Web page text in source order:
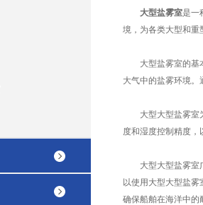
大型盐雾室是一
境，为各类大型和重
大型盐雾室的基本
大气中的盐雾环境
大型大型盐雾室为
度和湿度控制精度
大型大型盐雾室广
以使用大型大型盐
确保船舶在海洋中的